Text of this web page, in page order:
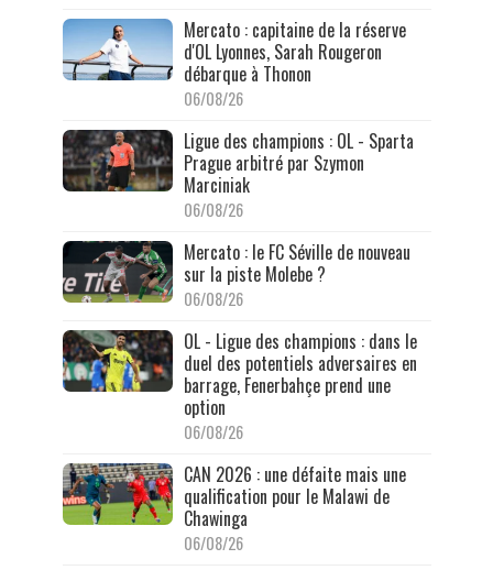
Mercato : capitaine de la réserve
d'OL Lyonnes, Sarah Rougeron
débarque à Thonon
06/08/26
Ligue des champions : OL - Sparta
Prague arbitré par Szymon
Marciniak
06/08/26
Mercato : le FC Séville de nouveau
sur la piste Molebe ?
06/08/26
OL - Ligue des champions : dans le
duel des potentiels adversaires en
barrage, Fenerbahçe prend une
option
06/08/26
CAN 2026 : une défaite mais une
qualification pour le Malawi de
Chawinga
06/08/26